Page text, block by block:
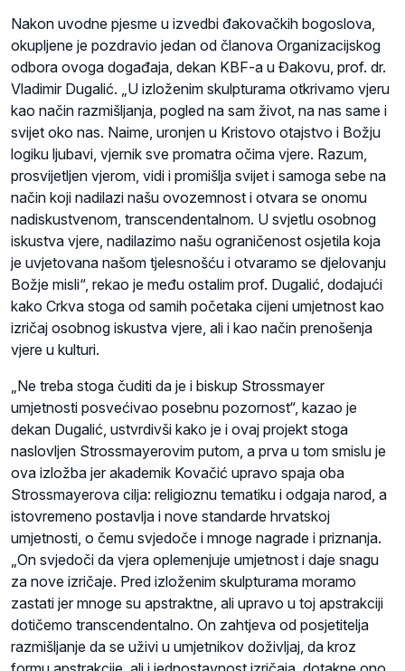
Nakon uvodne pjesme u izvedbi đakovačkih bogoslova,
okupljene je pozdravio jedan od članova Organizacijskog
odbora ovoga događaja, dekan KBF-a u Đakovu, prof. dr.
Vladimir Dugalić. „U izloženim skulpturama otkrivamo vjeru
kao način razmišljanja, pogled na sam život, na nas same i
svijet oko nas. Naime, uronjen u Kristovo otajstvo i Božju
logiku ljubavi, vjernik sve promatra očima vjere. Razum,
prosvijetljen vjerom, vidi i promišlja svijet i samoga sebe na
način koji nadilazi našu ovozemnost i otvara se onomu
nadiskustvenom, transcendentalnom. U svjetlu osobnog
iskustva vjere, nadilazimo našu ograničenost osjetila koja
je uvjetovana našom tjelesnošću i otvaramo se djelovanju
Božje misli“, rekao je među ostalim prof. Dugalić, dodajući
kako Crkva stoga od samih početaka cijeni umjetnost kao
izričaj osobnog iskustva vjere, ali i kao način prenošenja
vjere u kulturi.
„Ne treba stoga čuditi da je i biskup Strossmayer
umjetnosti posvećivao posebnu pozornost“, kazao je
dekan Dugalić, ustvrdivši kako je i ovaj projekt stoga
naslovljen Strossmayerovim putom, a prva u tom smislu je
ova izložba jer akademik Kovačić upravo spaja oba
Strossmayerova cilja: religioznu tematiku i odgaja narod, a
istovremeno postavlja i nove standarde hrvatskoj
umjetnosti, o čemu svjedoče i mnoge nagrade i priznanja.
„On svjedoči da vjera oplemenjuje umjetnost i daje snagu
za nove izričaje. Pred izloženim skulpturama moramo
zastati jer mnoge su apstraktne, ali upravo u toj apstrakciji
dotičemo transcendentalno. On zahtjeva od posjetitelja
razmišljanje da se uživi u umjetnikov doživljaj, da kroz